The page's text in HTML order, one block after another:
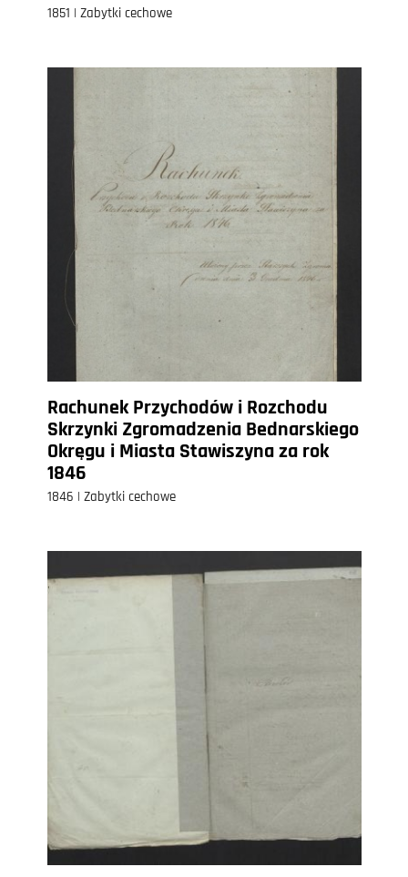
1851 | Zabytki cechowe
Rachunek Przychodów i Rozchodu
Skrzynki Zgromadzenia Bednarskiego
Okręgu i Miasta Stawiszyna za rok
1846
1846 | Zabytki cechowe